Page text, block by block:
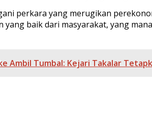
perkara yang merugikan
baik dari masyarakat, yang
Ambil Tumbal: Kejari Takalar